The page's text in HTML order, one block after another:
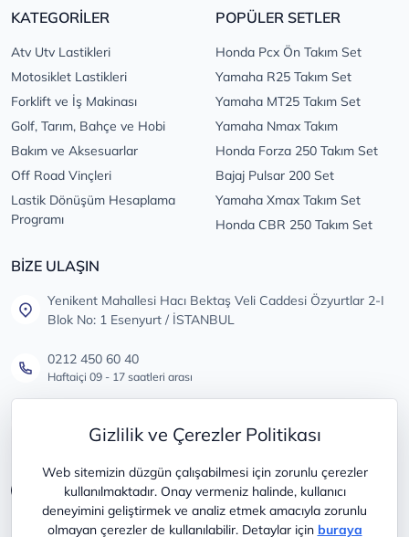
Gizlilik ve Çerezler Politikası
Web sitemizin düzgün çalışabilmesi için zorunlu çerezler
kullanılmaktadır. Onay vermeniz halinde, kullanıcı
deneyimini geliştirmek ve analiz etmek amacıyla zorunlu
olmayan çerezler de kullanılabilir. Detaylar için buraya
KATEGORİLER
Atv Utv Lastikleri
Motosiklet Lastikleri
Forklift ve İş Makinası
Golf, Tarım, Bahçe ve Hobi
Bakım ve Aksesuarlar
Off Road Vinçleri
Lastik Dönüşüm Hesaplama
Programı
POPÜLER SETLER
Honda Pcx Ön Takım Set
Yamaha R25 Takım Set
Yamaha MT25 Takım Set
Yamaha Nmax Takım
Honda Forza 250 Takım Set
Bajaj Pulsar 200 Set
Yamaha Xmax Takım Set
Honda CBR 250 Takım Set
BİZE ULAŞIN
Yenikent Mahallesi Hacı Bektaş Veli Caddesi Özyurtlar 2-I
Blok No: 1 Esenyurt / İSTANBUL
0212 450 60 40
Haftaiçi 09 - 17 saatleri arası
Tüm öneri ve şikayetleriniz için